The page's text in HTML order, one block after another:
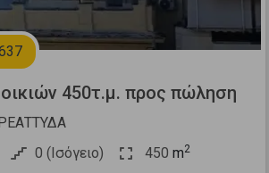
450τ.μ. προς πώληση
0 (Ισόγειο) 450 m2